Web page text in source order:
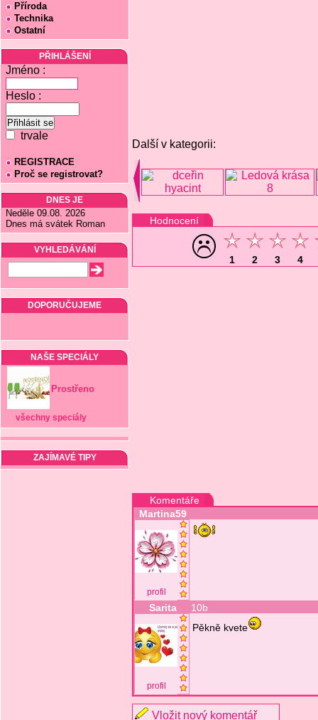
Příroda
Technika
Ostatní
PŘIHLÁŠENÍ
Jméno :
Heslo :
trvale
REGISTRACE
Proč se registrovat?
DNES JE
Neděle 09.08. 2026
Dnes má svátek Roman
VYHLEDÁVÁNÍ
DOPORUČUJEME
NAŠE SPECIÁLY
Prostřeno
všechny speciály
ZAJÍMAVÉ TIPY
Další v kategorii:
Hodnocení
1 2 3 4
Komentáře
Martina59
profil
Sarita 10b
profil
Pěkně kvete
Vložit nový komentář